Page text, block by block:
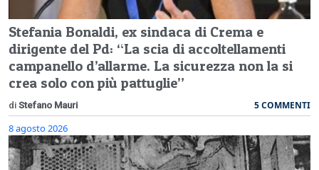
Stefania Bonaldi, ex sindaca di Crema e
dirigente del Pd: “La scia di accoltellamenti
campanello d’allarme. La sicurezza non la si
crea solo con più pattuglie”
di Stefano Mauri 5 COMMENTI
8 agosto 2026